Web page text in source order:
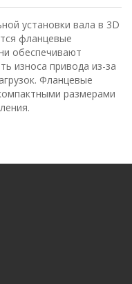
установки вала в 3D
фланцевые
обеспечивают
износа привода из-за
Фланцевые
размерами